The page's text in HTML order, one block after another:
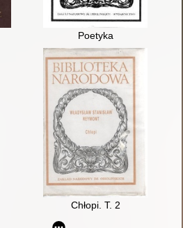
Poetyka
Chłopi. T. 2